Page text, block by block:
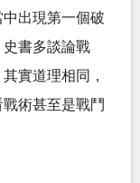
出現第一個破
書多談論戰
實道理相同，
術甚至是戰鬥